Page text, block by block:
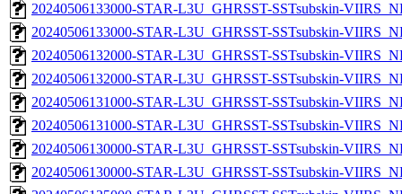
20240506133000-STAR-L3U_GHRSST-SSTsubskin-
20240506133000-STAR-L3U_GHRSST-SSTsubskin-
20240506132000-STAR-L3U_GHRSST-SSTsubskin-
20240506132000-STAR-L3U_GHRSST-SSTsubskin-
20240506131000-STAR-L3U_GHRSST-SSTsubskin-
20240506131000-STAR-L3U_GHRSST-SSTsubskin-
20240506130000-STAR-L3U_GHRSST-SSTsubskin-
20240506130000-STAR-L3U_GHRSST-SSTsubskin-